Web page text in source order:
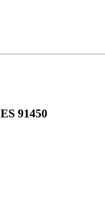
91450